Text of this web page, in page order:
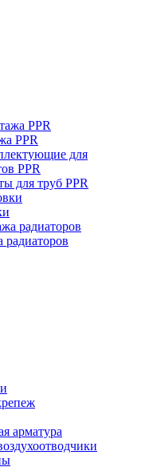
PPR
для
PPR
для труб PPR
арматура